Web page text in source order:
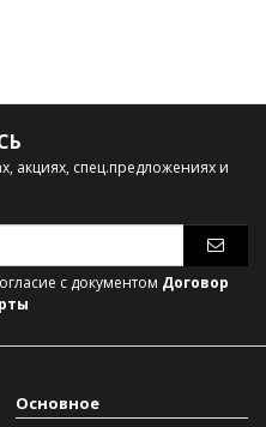
акциях, спец.предложениях и
с документом Договор
Основное